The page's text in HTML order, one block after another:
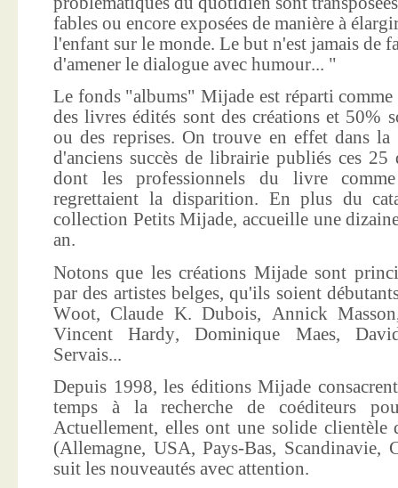
fables ou encore exposées de manière à
l'enfant sur le monde. Le but n'est jamais de
d'amener le dialogue avec humour... "
Le fonds "albums" Mijade est réparti
des livres édités sont des créations et 50%
ou des reprises. On trouve en effet dans
d'anciens succès de librairie publiés ces 25
dont les professionnels du livre
regrettaient la disparition. En plus du
collection Petits Mijade, accueille une
an.
Notons que les créations Mijade sont
par des artistes belges, qu'ils soient
Woot, Claude K. Dubois, Annick
Vincent Hardy, Dominique Maes,
Servais...
Depuis 1998, les éditions Mijade
temps à la recherche de coéditeurs
Actuellement, elles ont une solide clientèle
(Allemagne, USA, Pays-Bas, Scandinavie,
suit les nouveautés avec attention.